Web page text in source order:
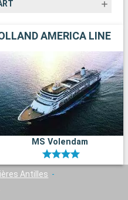
AMERICA LINE
MS Volendam
Antilles